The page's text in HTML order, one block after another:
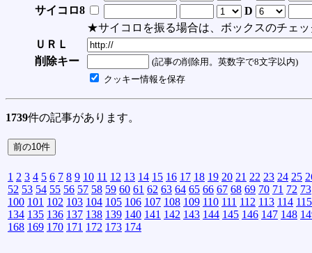
サイコロ8
D
★サイコロを振る場合は、ボックスのチェッ
ＵＲＬ
削除キー
(記事の削除用。英数字で8文字以内)
クッキー情報を保存
1739件の記事があります。
1 2 3 4 5 6 7 8 9 10 11 12 13 14 15 16 17 18 19 20 21 22 23 24 25
52 53 54 55 56 57 58 59 60 61 62 63 64 65 66 67 68 69 70 71 72 73
100 101 102 103 104 105 106 107 108 109 110 111 112 113 114 115
134 135 136 137 138 139 140 141 142 143 144 145 146 147 148
168 169 170 171 172 173 174